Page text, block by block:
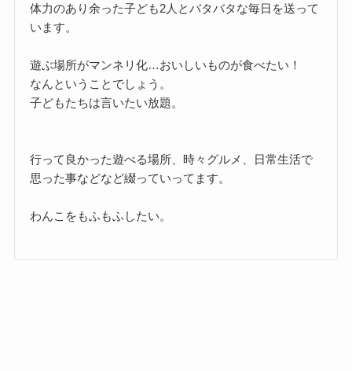
体力のあり余った子ども2人とバタバタな毎日を送って
います。
遊ぶ場所がマンネリ化…おいしいものが食べたい！
なんということでしょう。
子どもたちは言いたい放題。
行って良かった遊べる場所、時々グルメ、日常生活で
思った事などなど綴っていってます。
わんこをもふもふしたい。